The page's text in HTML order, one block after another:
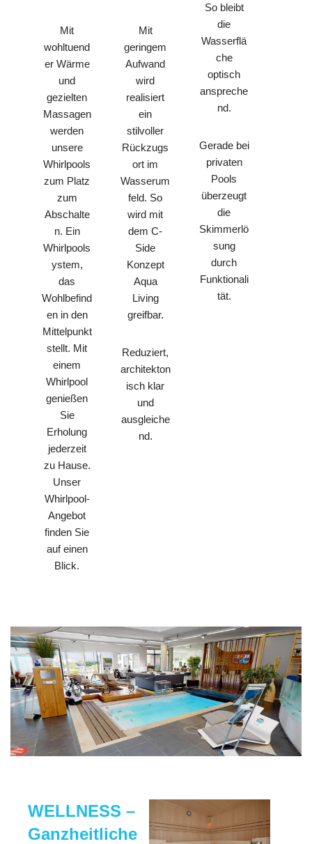
Mit
wohltuend
er Wärme
und
gezielten
Massagen
werden
unsere
Whirlpools
zum Platz
zum
Abschalte
n. Ein
Whirlpools
ystem,
das
Wohlbefind
en in den
Mittelpunkt
stellt. Mit
einem
Whirlpool
genießen
Sie
Erholung
jederzeit
zu Hause.
Unser
Whirlpool-
Angebot
finden Sie
auf einen
Blick.
Mit
geringem
Aufwand
wird
realisiert
ein
stilvoller
Rückzugs
ort im
Wasserum
feld. So
wird mit
dem C-
Side
Konzept
Aqua
Living
greifbar.
Reduziert,
architekton
isch klar
und
ausgleiche
nd.
So bleibt
die
Wasserflä
che
optisch
anspreche
nd.
Gerade bei
privaten
Pools
überzeugt
die
Skimmerlö
sung
durch
Funktionali
tät.
WELLNESS –
Ganzheitliche